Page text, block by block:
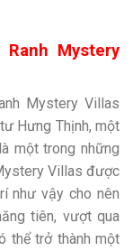
Mystery
Mystery Villas
Hưng Thịnh, một
một trong những
Villas được
như vậy cho nên
tiên, vượt qua
thể trở thành một